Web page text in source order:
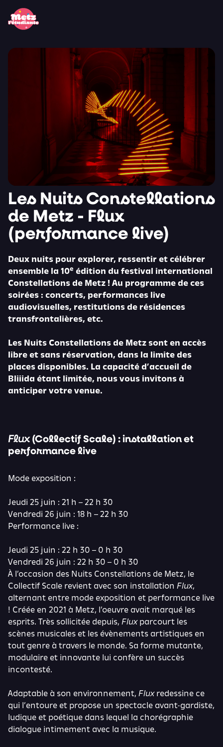
Les Nuits Constellations
de Metz - Flux
(performance live)
Deux nuits pour explorer, ressentir et célébrer
ensemble la 10e édition du festival international
Constellations de Metz ! Au programme de ces
soirées : concerts, performances live
audiovisuelles, restitutions de résidences
transfrontalières, etc.
Les Nuits Constellations de Metz sont en accès
libre et sans réservation, dans la limite des
places disponibles. La capacité d’accueil de
Bliiida étant limitée, nous vous invitons à
anticiper votre venue.
Flux(Collectif Scale) : installation et
performance live
Mode exposition :
Jeudi 25 juin : 21 h – 22 h 30
Vendredi 26 juin : 18 h – 22 h 30
Performance live :
Jeudi 25 juin : 22 h 30 – 0 h 30
Vendredi 26 juin : 22 h 30 – 0 h 30
À l’occasion des Nuits Constellations de Metz, le
Collectif Scale revient avec son installation Flux,
alternant entre mode exposition et performance live
! Créée en 2021 à Metz, l’oeuvre avait marqué les
esprits. Très sollicitée depuis, Flux parcourt les
scènes musicales et les évènements artistiques en
tout genre à travers le monde. Sa forme mutante,
modulaire et innovante lui confère un succès
incontesté.
Adaptable à son environnement, Flux redessine ce
qui l’entoure et propose un spectacle avant-gardiste,
ludique et poétique dans lequel la chorégraphie
dialogue intimement avec la musique.